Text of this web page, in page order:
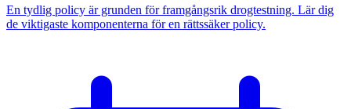
En tydlig policy är grunden för framgångsrik drogtestning. Lär dig
de viktigaste komponenterna för en rättssäker policy.